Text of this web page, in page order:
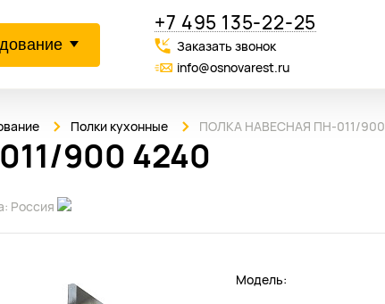
+7 495 135-22-25
Заказать звонок
info@osnovarest.ru
Полки кухонные ПОЛКА НАВЕСНАЯ ПН-011/900
900 4240
Россия
Модель: